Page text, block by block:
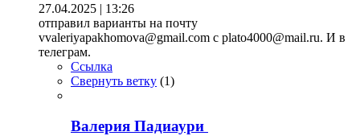
27.04.2025 | 13:26
отправил варианты на почту
vvaleriyapakhomova@gmail.com с plato4000@mail.ru. И в
телеграм.
Ссылка
Свернуть ветку (1)
Валерия Падиаури